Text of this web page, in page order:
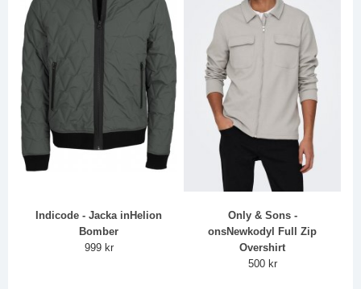
Indicode - Jacka inHelion
Bomber
999 kr
Only & Sons -
onsNewkodyl Full Zip
Overshirt
500 kr